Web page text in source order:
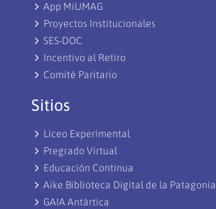
App MiUMAG
Proyectos Institucionales
SES-DOC
Incentivo al Retiro
Comité Paritario
Sitios
Liceo Experimental
Pregrado Virtual
Educación Continua
Aike Biblioteca Digital de la Patagonia
GAIA Antártica